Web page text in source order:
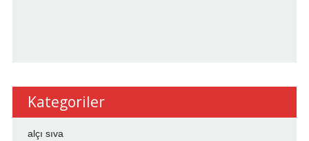
Kategoriler
alçı sıva